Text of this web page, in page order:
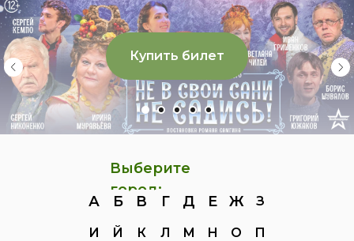
Купить билет
Выберите
город:
А Б В Г Д Е Ж З
И Й К Л М Н О П